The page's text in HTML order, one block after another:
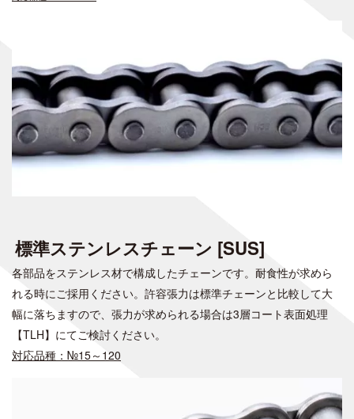
標準ステンレスチェーン [SUS]
各部品をステンレス材で構成したチェーンです。耐食性が求めら
れる時にご採用ください。許容張力は標準チェーンと比較して大
幅に落ちますので、張力が求められる場合は3層コート表面処理
【TLH】にてご検討ください。
対応品種：№15～120